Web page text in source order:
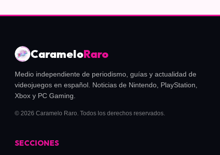
CarameloRaro
Medio independiente de periodismo, guías y actualidad de
videojuegos en español. Noticias de Nintendo, PlayStation,
Xbox y PC Gaming.
© 2026 Caramelo Raro. Todos los derechos reservados.
SECCIONES